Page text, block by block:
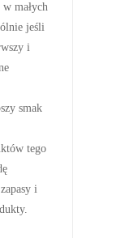
małych
jeśli
i
smak
tego
i